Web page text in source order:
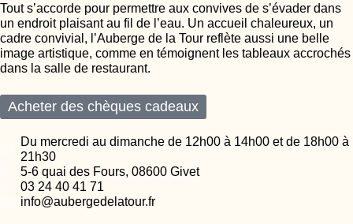
Tout s’accorde pour permettre aux convives de s’évader dans
un endroit plaisant au fil de l’eau. Un accueil chaleureux, un
cadre convivial, l’Auberge de la Tour reflète aussi une belle
image artistique, comme en témoignent les tableaux accrochés
dans la salle de restaurant.
Acheter des chèques cadeaux
Du mercredi au dimanche de 12h00 à 14h00 et de 18h00 à
21h30
5-6 quai des Fours, 08600 Givet
03 24 40 41 71
info@aubergedelatour.fr